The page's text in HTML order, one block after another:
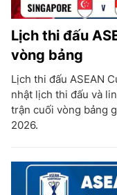
Lịch thi đấu
vòng bảng
Lịch thi đấu ASEAN
nhật lịch thi đấu và
trận cuối vòng bảng
2026.